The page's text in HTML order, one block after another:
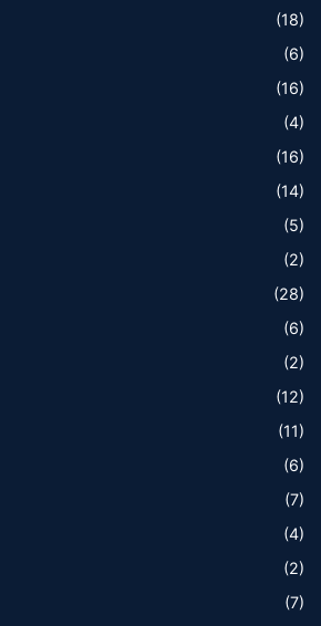
(18)
(6)
(16)
(4)
(16)
(14)
(5)
(2)
(28)
(6)
(2)
(12)
(11)
(6)
(7)
(4)
(2)
(7)